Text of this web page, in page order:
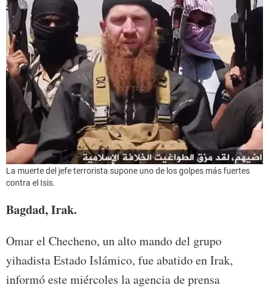
La muerte del jefe terrorista supone uno de los golpes más fuertes
contra el Isis.
Bagdad, Irak.
Omar el Checheno, un alto mando del grupo
yihadista Estado Islámico, fue abatido en Irak,
informó este miércoles la agencia de prensa